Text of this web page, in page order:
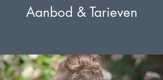
Aanbod & Tarieven